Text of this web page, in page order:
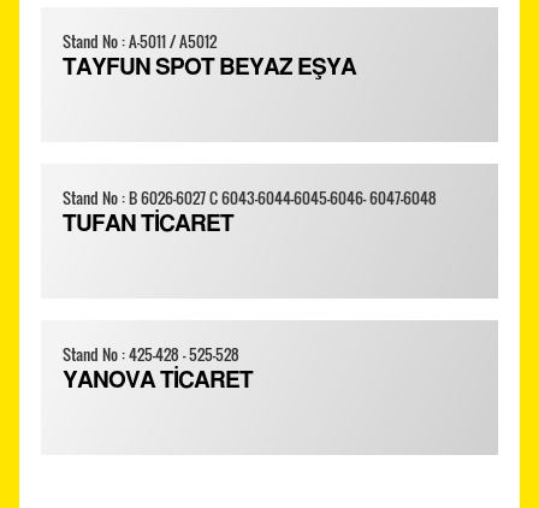
Stand No : A-5011 / A5012
TAYFUN SPOT BEYAZ EŞYA
Stand No : B 6026-6027 C 6043-6044-6045-6046- 6047-6048
TUFAN TİCARET
Stand No : 425-428 - 525-528
YANOVA TİCARET